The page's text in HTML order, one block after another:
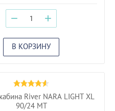
− +
В КОРЗИНУ
River NARA LIGHT XL
90/24 MT